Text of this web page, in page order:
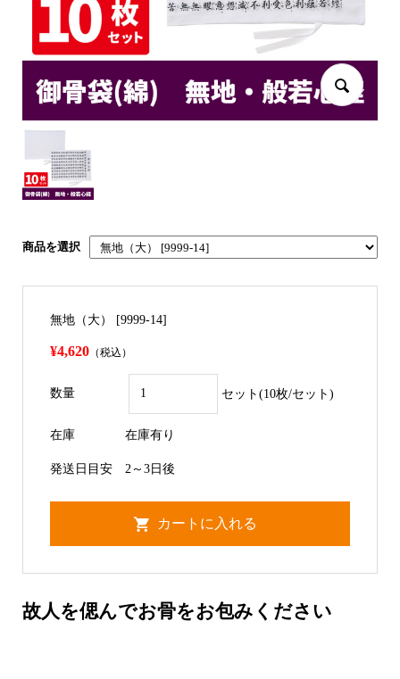
商品を選択
無地（大） [9999-14]
¥4,620（税込）
数量 セット(10枚/セット)
在庫 在庫有り
発送日目安 2～3日後
故人を偲んでお骨をお包みください